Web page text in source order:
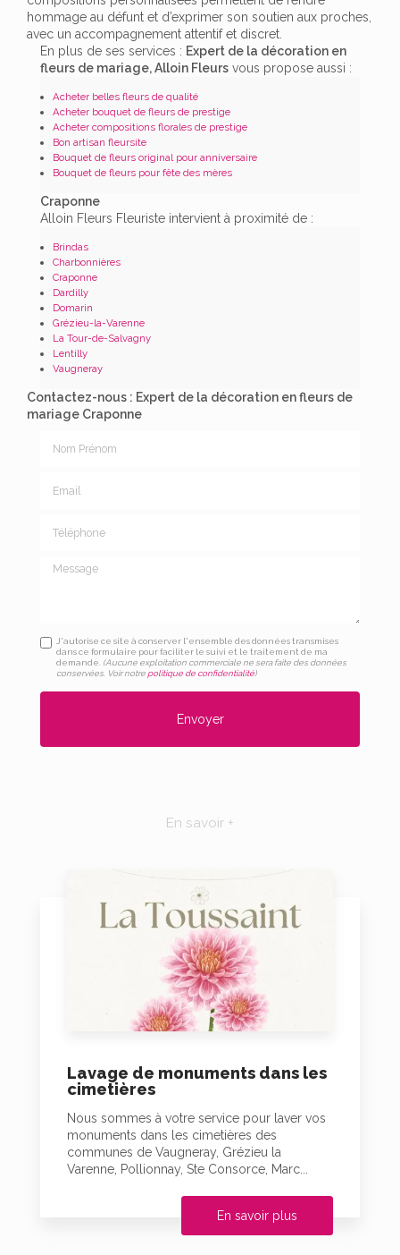
hommage au défunt et d’exprimer son soutien aux proches,
avec un accompagnement attentif et discret.
En plus de ses services : Expert de la décoration en
fleurs de mariage, Alloin Fleurs vous propose aussi :
Acheter belles fleurs de qualité
Acheter bouquet de fleurs de prestige
Acheter compositions florales de prestige
Bon artisan fleursite
Bouquet de fleurs original pour anniversaire
Bouquet de fleurs pour fête des mères
Craponne
Alloin Fleurs Fleuriste intervient à proximité de :
Brindas
Charbonnières
Craponne
Dardilly
Domarin
Grézieu-la-Varenne
La Tour-de-Salvagny
Lentilly
Vaugneray
Contactez-nous : Expert de la décoration en fleurs de
mariage Craponne
Message
J'autorise ce site à conserver l'ensemble des données transmises
dans ce formulaire pour faciliter le suivi et le traitement de ma
demande. (Aucune exploitation commerciale ne sera faite des données
conservées. Voir notre politique de confidentialité)
En savoir +
Lavage de monuments dans les
cimetières
Nous sommes à votre service pour laver vos
monuments dans les cimetières des
communes de Vaugneray, Grézieu la
Varenne, Pollionnay, Ste Consorce, Marc...
En savoir plus